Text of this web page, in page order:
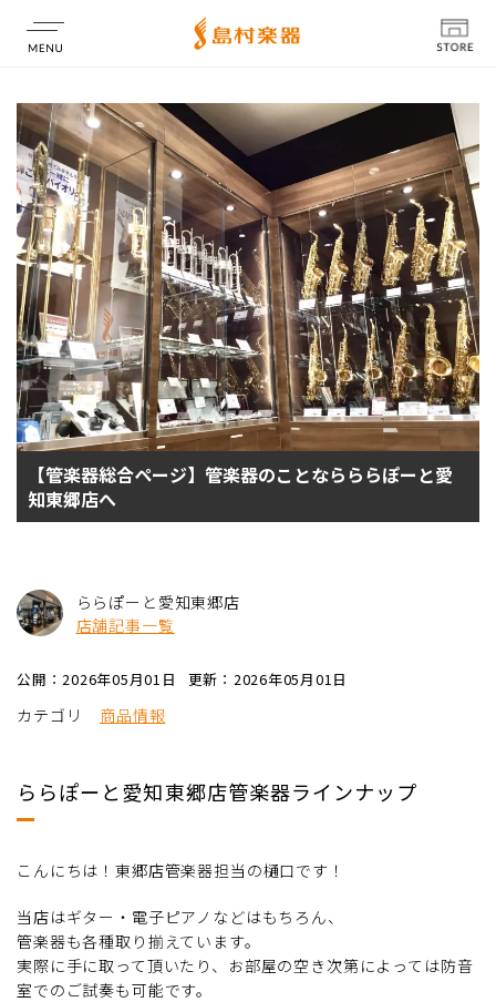
店舗情報
【管楽器総合ページ】管楽器のことならららぽーと愛
知東郷店へ
ららぽーと愛知東郷店
店舗記事一覧
公開：2026年05月01日 更新：2026年05月01日
カテゴリ 商品情報
ららぽーと愛知東郷店管楽器ラインナップ
こんにちは！東郷店管楽器担当の樋口です！
当店はギター・電子ピアノなどはもちろん、
管楽器も各種取り揃えています。
実際に手に取って頂いたり、お部屋の空き次第によっては防音
室でのご試奏も可能です。